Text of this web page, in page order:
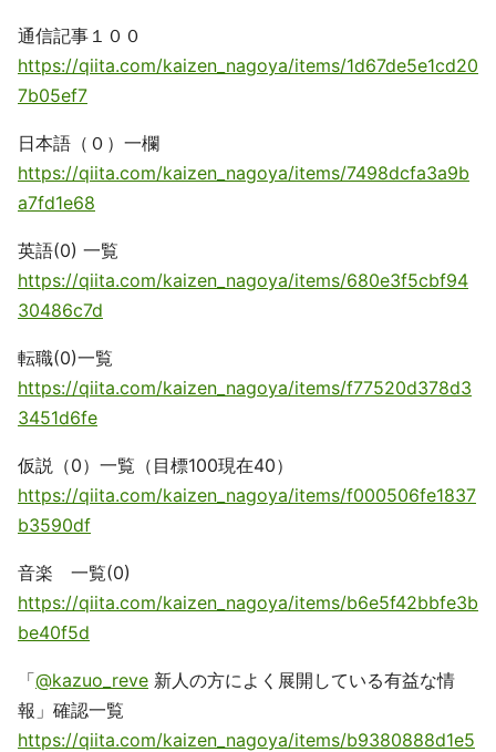
通信記事１００
https://qiita.com/kaizen_nagoya/items/1d67de5e1cd20
7b05ef7
日本語（０）一欄
https://qiita.com/kaizen_nagoya/items/7498dcfa3a9b
a7fd1e68
英語(0) 一覧
https://qiita.com/kaizen_nagoya/items/680e3f5cbf94
30486c7d
転職(0)一覧
https://qiita.com/kaizen_nagoya/items/f77520d378d3
3451d6fe
仮説（0）一覧（目標100現在40）
https://qiita.com/kaizen_nagoya/items/f000506fe1837
b3590df
音楽 一覧(0)
https://qiita.com/kaizen_nagoya/items/b6e5f42bbfe3b
be40f5d
「@kazuo_reve 新人の方によく展開している有益な情
報」確認一覧
https://qiita.com/kaizen_nagoya/items/b9380888d1e5